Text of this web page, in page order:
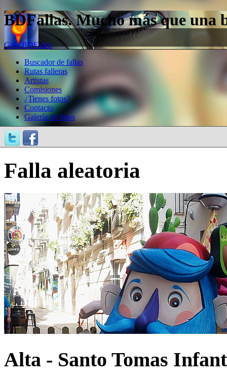
BDFallas. Mucho más que una
Guía BDFallas
Buscador de fallas
Rutas falleras
Artistas
Comisiones
¿Tienes fotos?
Contacto
Galería de fotos
Falla aleatoria
Alta - Santo Tomas